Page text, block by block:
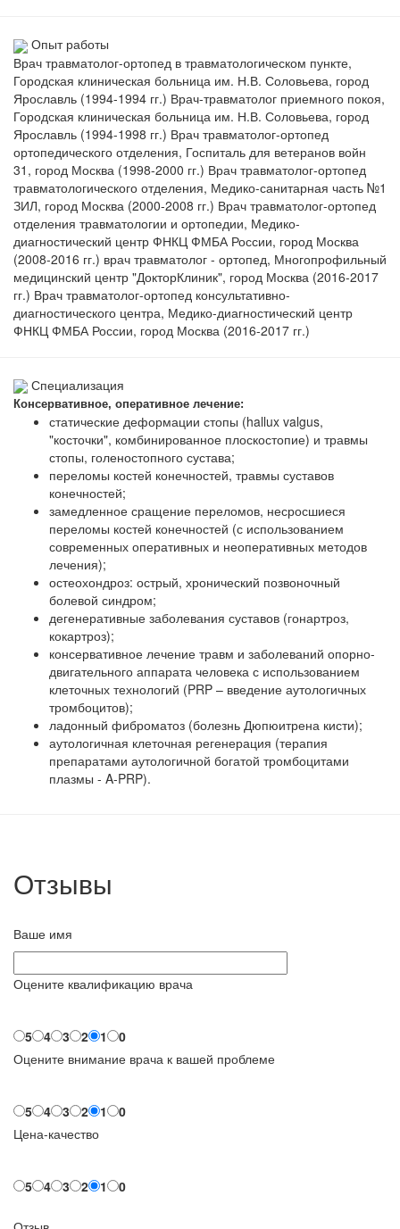
Опыт работы
Врач травматолог-ортопед в травматологическом пункте,
Городская клиническая больница им. Н.В. Соловьева, город
Ярославль (1994-1994 гг.) Врач-травматолог приемного покоя,
Городская клиническая больница им. Н.В. Соловьева, город
Ярославль (1994-1998 гг.) Врач травматолог-ортопед
ортопедического отделения, Госпиталь для ветеранов войн
31, город Москва (1998-2000 гг.) Врач травматолог-ортопед
травматологического отделения, Медико-санитарная часть №1
ЗИЛ, город Москва (2000-2008 гг.) Врач травматолог-ортопед
отделения травматологии и ортопедии, Медико-
диагностический центр ФНКЦ ФМБА России, город Москва
(2008-2016 гг.) врач травматолог - ортопед, Многопрофильный
медицинский центр "ДокторКлиник", город Москва (2016-2017
гг.) Врач травматолог-ортопед консультативно-
диагностического центра, Медико-диагностический центр
ФНКЦ ФМБА России, город Москва (2016-2017 гг.)
Специализация
Консервативное, оперативное лечение:
статические деформации стопы (hallux valgus,
"косточки", комбинированное плоскостопие) и травмы
стопы, голеностопного сустава;
переломы костей конечностей, травмы суставов
конечностей;
замедленное сращение переломов, несросшиеся
переломы костей конечностей (с использованием
современных оперативных и неоперативных методов
лечения);
остеохондроз: острый, хронический позвоночный
болевой синдром;
дегенеративные заболевания суставов (гонартроз,
кокартроз);
консервативное лечение травм и заболеваний опорно-
двигательного аппарата человека с использованием
клеточных технологий (PRP – введение аутологичных
тромбоцитов);
ладонный фиброматоз (болезнь Дюпюитрена кисти);
аутологичная клеточная регенерация (терапия
препаратами аутологичной богатой тромбоцитами
плазмы - A-PRP).
Отзывы
Ваше имя
Оцените квалификацию врача
5 4 3 2 1
0
Оцените внимание врача к вашей проблеме
5 4 3 2 1
0
Цена-качество
5 4 3 2 1 0